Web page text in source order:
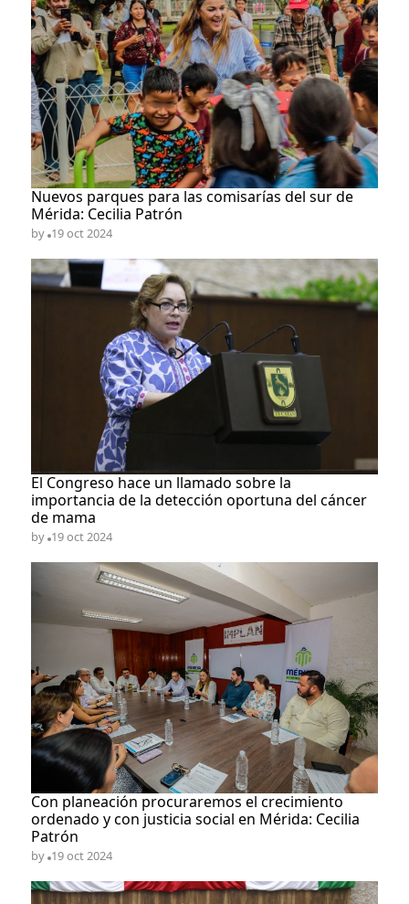
Nuevos parques para las comisarías del sur de
Mérida: Cecilia Patrón
by 19 oct 2024
​El Congreso hace un llamado sobre la
importancia de la detección oportuna del cáncer
de mama
by 19 oct 2024
Con planeación procuraremos el crecimiento
ordenado y con justicia social en Mérida: Cecilia
Patrón
by 19 oct 2024